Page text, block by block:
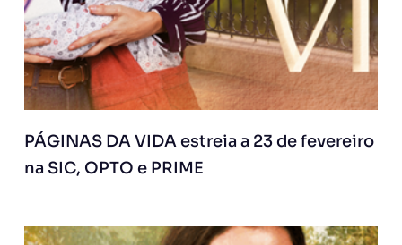
PÁGINAS DA VIDA estreia a 23 de fevereiro
na SIC, OPTO e PRIME